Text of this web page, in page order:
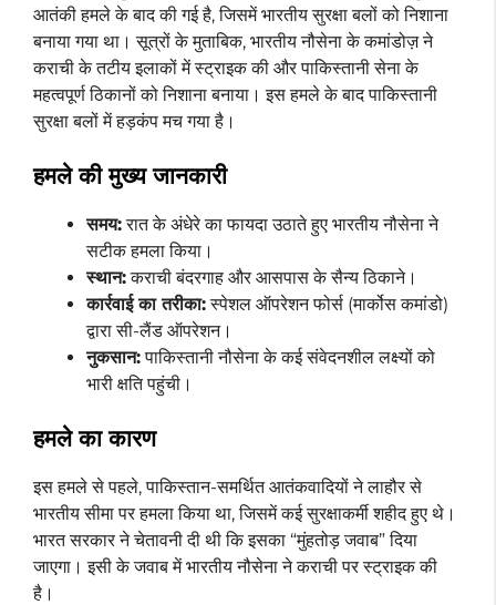
आतंकी हमले के बाद की गई है, जिसमें भारतीय सुरक्षा बलों को निशाना
बनाया गया था। सूत्रों के मुताबिक, भारतीय नौसेना के कमांडोज़ ने
कराची के तटीय इलाकों में स्ट्राइक की और पाकिस्तानी सेना के
महत्वपूर्ण ठिकानों को निशाना बनाया। इस हमले के बाद पाकिस्तानी
सुरक्षा बलों में हड़कंप मच गया है।
हमले की मुख्य जानकारी
समय:रात के अंधेरे का फायदा उठाते हुए भारतीय नौसेना ने
सटीक हमला किया।
स्थान:कराची बंदरगाह और आसपास के सैन्य ठिकाने।
कार्रवाई का तरीका:स्पेशल ऑपरेशन फोर्स (मार्कोस कमांडो)
द्वारा सी-लैंड ऑपरेशन।
नुकसान:पाकिस्तानी नौसेना के कई संवेदनशील लक्ष्यों को
भारी क्षति पहुंची।
हमले का कारण
इस हमले से पहले, पाकिस्तान-समर्थित आतंकवादियों ने लाहौर से
भारतीय सीमा पर हमला किया था, जिसमें कई सुरक्षाकर्मी शहीद हुए थे।
भारत सरकार ने चेतावनी दी थी कि इसका “मुंहतोड़ जवाब” दिया
जाएगा। इसी के जवाब में भारतीय नौसेना ने कराची पर स्ट्राइक की
है।